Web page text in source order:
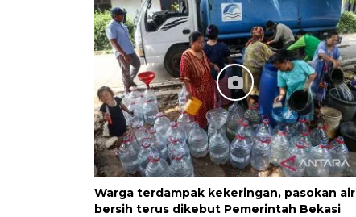
Warga terdampak kekeringan, pasokan air
bersih terus dikebut Pemerintah Bekasi